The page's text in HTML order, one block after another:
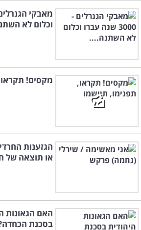
וכלום לא
מקסים!
הגזענות
או תוצאה של
האם הגאונות
בסכנת